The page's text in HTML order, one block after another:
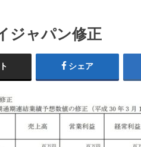
ジャパン修正
シェア